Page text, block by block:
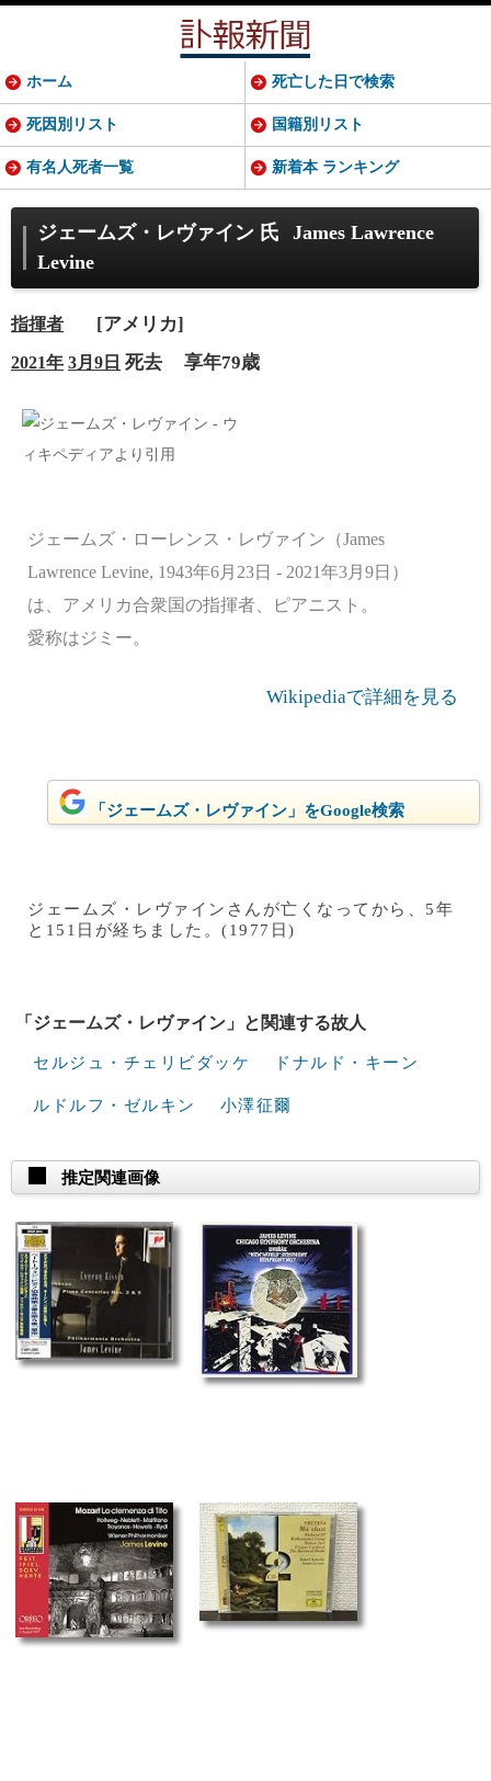
ジェームズ・レヴァイン 氏
James Lawrence
Levine
指揮者 [アメリカ]
2021年 3月9日 死去 享年79歳
ジェームズ・ローレンス・レヴァイン（James
Lawrence Levine, 1943年6月23日 - 2021年3月9日）
は、アメリカ合衆国の指揮者、ピアニスト。
愛称はジミー。
Wikipediaで詳細を見る
「ジェームズ・レヴァイン」をGoogle検索
ジェームズ・レヴァインさんが亡くなってから、5年
と151日が経ちました。(1977日)
「ジェームズ・レヴァイン」と関連する故人
セルジュ・チェリビダッケ ドナルド・キーン
ルドルフ・ゼルキン 小澤征爾
推定関連画像
ホーム 死亡した日で検索
死因別リスト 国籍別リスト
有名人死者一覧 新着本 ランキング